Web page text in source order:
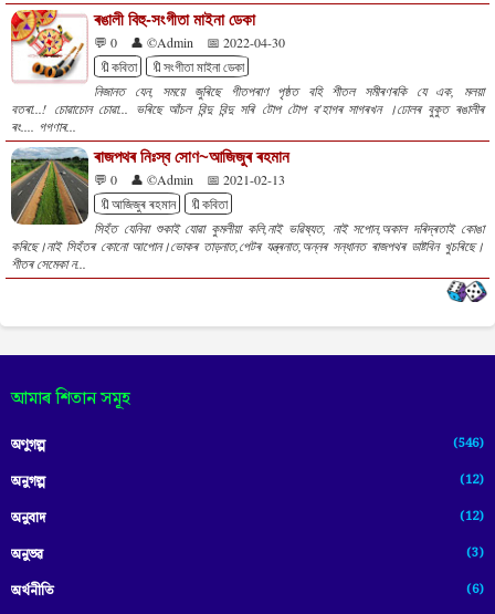
ৰঙালী বিহু-সংগীতা মাইনা ডেকা
💬 0 👤 ©Admin
📅 2022-04-30
🔖কবিতা
🔖সংগীতা মাইনা ডেকা
নিজানত যেন, সময়ে জুৰিছে গীতপৰাণ পৃষ্ঠত বহি শীতল সমীৰণৰকি যে এক, মলয়া
বতৰা...! চোৱাচোন চোৱা... ভৰিছে আঁচল বিন্দু বিন্দু সৰি টোপ টোপ ব'হাগৰ সাগৰখন ।ঢোলৰ বুকুত ৰঙালীৰ
ৰং.... গগণাৰ...
ৰাজপথৰ নিঃস্ব সোণ~আজিজুৰ ৰহমান
💬 0 👤 ©Admin
📅 2021-02-13
🔖আজিজুৰ ৰহমান
🔖কবিতা
সিহঁত যেনিবা শুকাই যোৱা কুমলীয়া কলি,নাই ভৱিষ্যত, নাই সপোন,অকাল দৰিদ্ৰতাই কোঙা
কৰিছে।নাই সিহঁতৰ কোনো আপোন।ভোকৰ তাড়নাত,পেটৰ যন্ত্ৰনাত,অন্নৰ সন্ধানত ৰাজপথৰ ডাষ্টবিন খুচৰিছে।
শীতৰ সেমেকা ন...
আমাৰ শিতান সমূহ
অণুগল্প (546)
অনুগল্প (12)
অনুবাদ (12)
অনুভৱ (3)
অৰ্থনীতি (6)